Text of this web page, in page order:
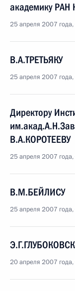
академику
25 апреля 2007
В.А.ТРЕТЬЯКУ
25 апреля 2007
Директору
В.А.КОРОТЕЕВУ
25 апреля 2007
В.М.БЕЙЛИСУ
25 апреля 2007
20 апреля 2007